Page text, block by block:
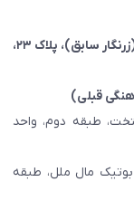
سابق)
، پلاک ۲۳،
طبقه دوم، واحد
بوتیک مال ملل، طبقه